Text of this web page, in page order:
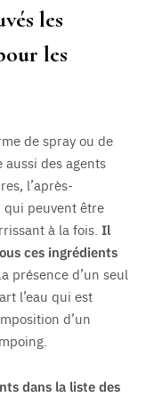
les
les
de spray ou de
des agents
l’après-
qui peuvent être
à la fois. Il
ces ingrédients
présence d’un seul
l’eau qui est
d’un
dans la liste des